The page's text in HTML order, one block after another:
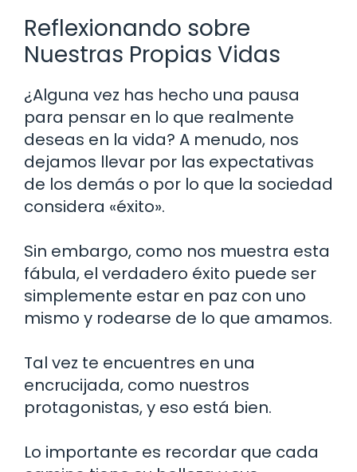
Reflexionando sobre
Nuestras Propias Vidas
¿Alguna vez has hecho una pausa
para pensar en lo que realmente
deseas en la vida? A menudo, nos
dejamos llevar por las expectativas
de los demás o por lo que la sociedad
considera «éxito».
Sin embargo, como nos muestra esta
fábula, el verdadero éxito puede ser
simplemente estar en paz con uno
mismo y rodearse de lo que amamos.
Tal vez te encuentres en una
encrucijada, como nuestros
protagonistas, y eso está bien.
Lo importante es recordar que cada